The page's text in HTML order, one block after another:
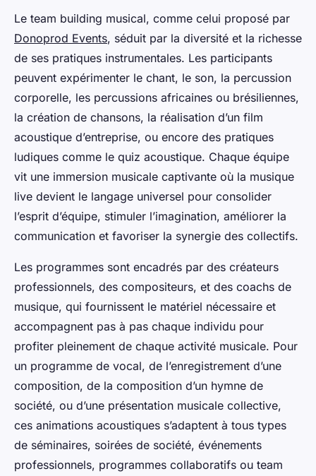
Le team building musical, comme celui proposé par
Donoprod Events, séduit par la diversité et la richesse
de ses pratiques instrumentales. Les participants
peuvent expérimenter le chant, le son, la percussion
corporelle, les percussions africaines ou brésiliennes,
la création de chansons, la réalisation d’un film
acoustique d’entreprise, ou encore des pratiques
ludiques comme le quiz acoustique. Chaque équipe
vit une immersion musicale captivante où la musique
live devient le langage universel pour consolider
l’esprit d’équipe, stimuler l’imagination, améliorer la
communication et favoriser la synergie des collectifs.
Les programmes sont encadrés par des créateurs
professionnels, des compositeurs, et des coachs de
musique, qui fournissent le matériel nécessaire et
accompagnent pas à pas chaque individu pour
profiter pleinement de chaque activité musicale. Pour
un programme de vocal, de l’enregistrement d’une
composition, de la composition d’un hymne de
société, ou d’une présentation musicale collective,
ces animations acoustiques s’adaptent à tous types
de séminaires, soirées de société, événements
professionnels, programmes collaboratifs ou team